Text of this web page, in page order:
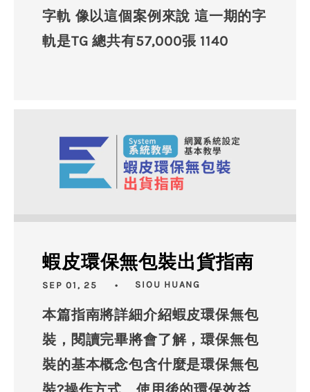
字軌 像以這個案例來說 這一期的字
軌是TG 總共有57,000張 1140
蝦皮環保無包裝出貨指南
SEP 01, 25 SIOU HUANG
本篇指南將詳細介紹蝦皮環保無包
裝，閱讀完畢將會了解，環保無包
裝的基本概念包含什麼是環保無包